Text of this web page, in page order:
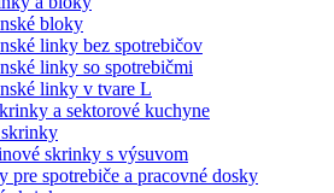
bloky
linky bez spotrebičov
linky so spotrebičmi
linky v tvare L
a sektorové kuchyne
skrinky s výsuvom
pre spotrebiče a pracovné dosky